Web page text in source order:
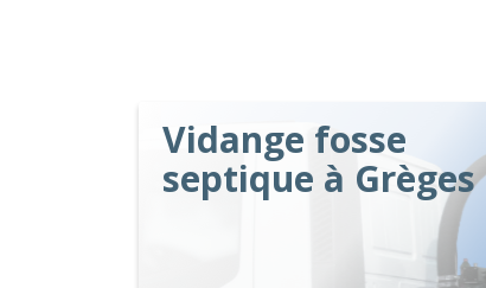
Vidange fosse
septique à Grèges